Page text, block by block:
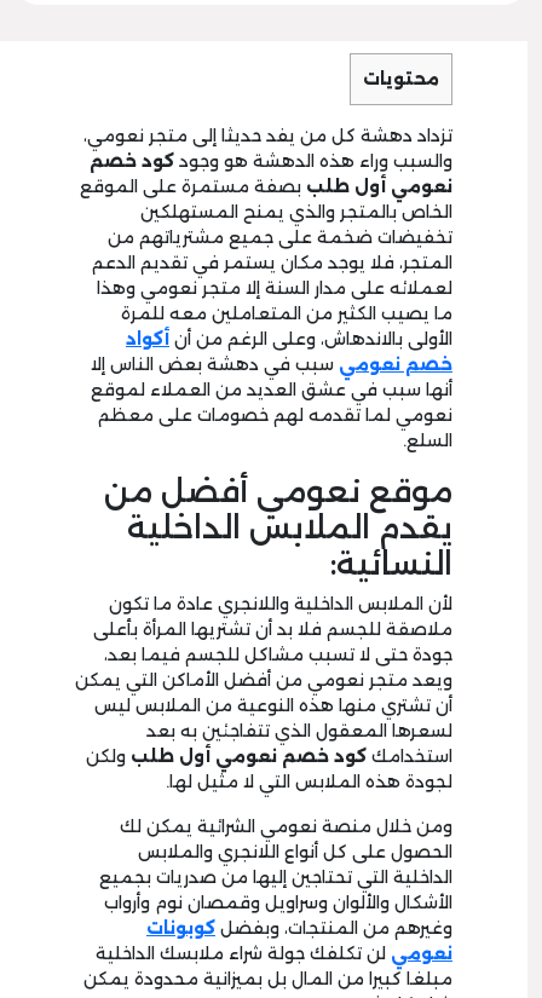
محتويات
تزداد دهشة كل من يفد حديثا إلى متجر نعومي،
والسبب وراء هذه الدهشة هو وجود كود خصم
نعومي أول طلب بصفة مستمرة على الموقع
الخاص بالمتجر والذي يمنح المستهلكين
تخفيضات ضخمة على جميع مشترياتهم من
المتجر، فلا يوجد مكان يستمر في تقديم الدعم
لعملائه على مدار السنة إلا متجر نعومي وهذا
ما يصيب الكثير من المتعاملين معه للمرة
الأولى بالاندهاش، وعلى الرغم من أن أكواد
خصم نعومي سبب في دهشة بعض الناس إلا
أنها سبب في عشق العديد من العملاء لموقع
نعومي لما تقدمه لهم خصومات على معظم
السلع.
موقع نعومي أفضل من
يقدم الملابس الداخلية
النسائية:
لأن الملابس الداخلية واللانجري عادة ما تكون
ملاصقة للجسم فلا بد أن تشتريها المرأة بأعلى
جودة حتى لا تسبب مشاكل للجسم فيما بعد،
ويعد متجر نعومي من أفضل الأماكن التي يمكن
أن تشتري منها هذه النوعية من الملابس ليس
لسعرها المعقول الذي تتفاجئين به بعد
استخدامك كود خصم نعومي أول طلب ولكن
لجودة هذه الملابس التي لا مثيل لها.
ومن خلال منصة نعومي الشرائية يمكن لك
الحصول على كل أنواع اللانجري والملابس
الداخلية التي تحتاجين إليها من صدريات بجميع
الأشكال والألوان وسراويل وقمصان نوم وأرواب
وغيرهم من المنتجات، وبفضل كوبونات
نعومي لن تكلفك جولة شراء ملابسك الداخلية
مبلغا كبيرا من المال بل بميزانية محدودة يمكن